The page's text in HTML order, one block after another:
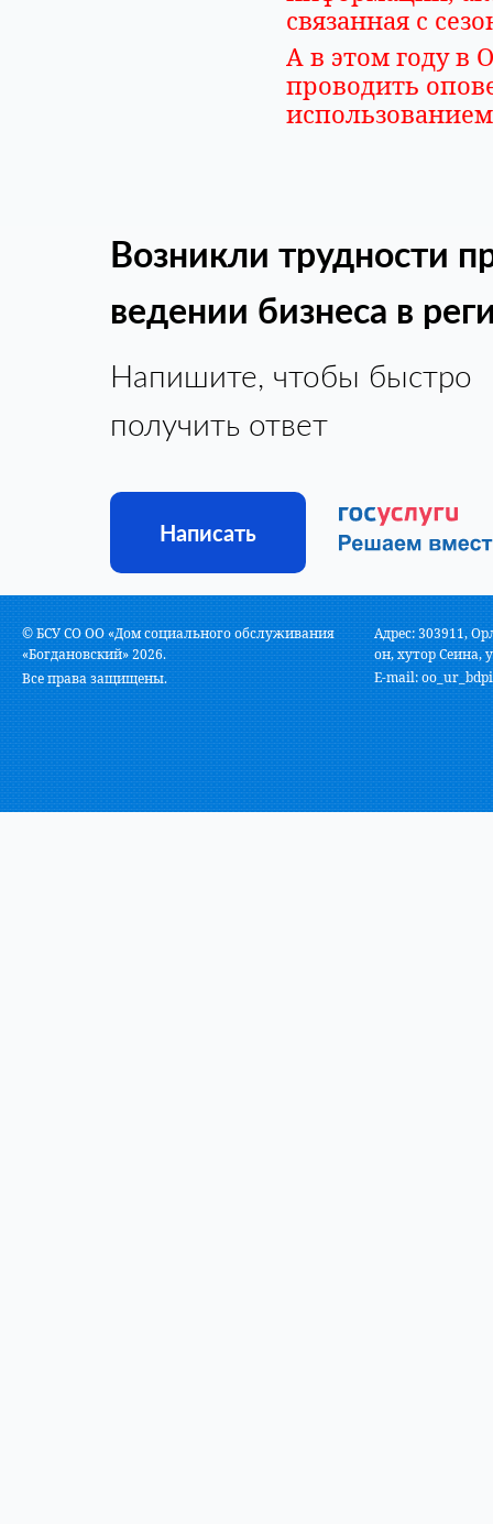
связанная с
А в этом году в
проводить
Возникли трудности
ведении бизнеса в
Напишите, чтобы быстро
получить ответ
Написать
© БСУ СО ОО «Дом социального обслуживания
«Богдановский» 2026.
Все права защищены.
Адрес: 303911,
он, хутор Сеина,
E-mail: